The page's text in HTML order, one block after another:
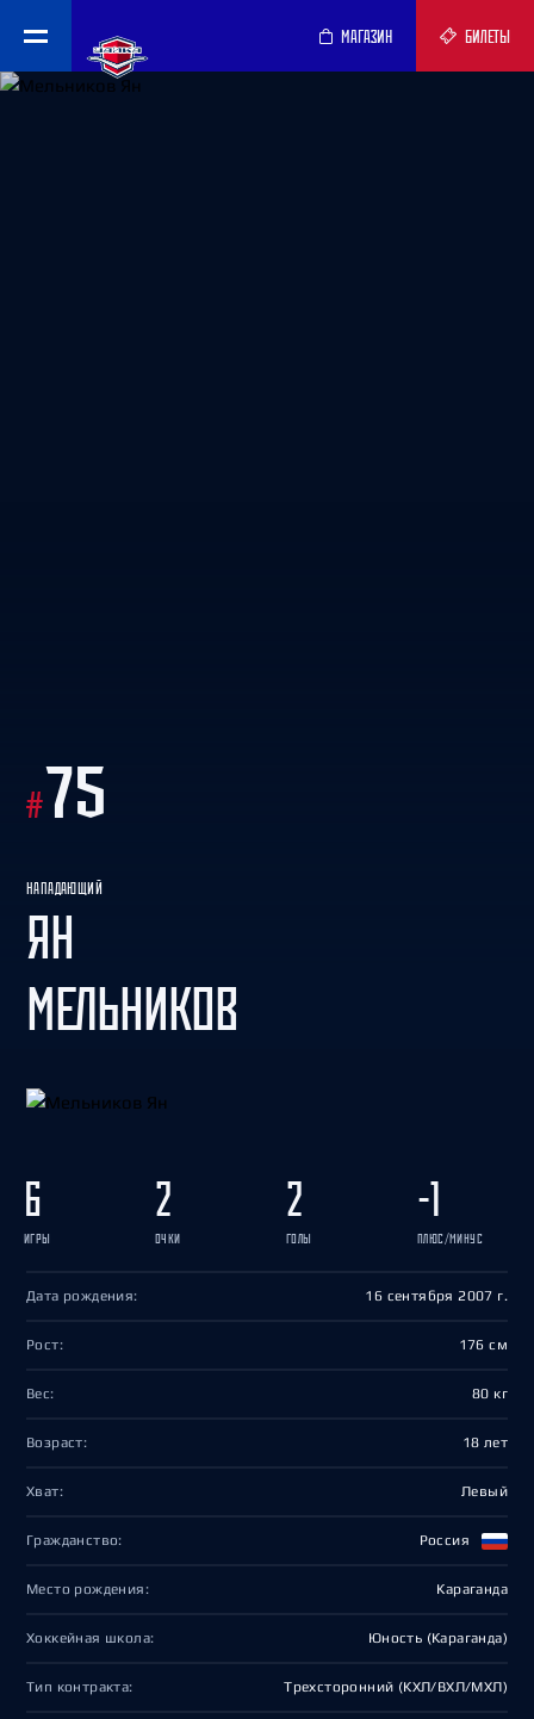
МАГАЗИН БИЛЕТЫ
# 75
НАПАДАЮЩИЙ
ЯН
МЕЛЬНИКОВ
6
ИГРЫ
2
ОЧКИ
2
ГОЛЫ
-1
ПЛЮС/МИНУС
Дата рождения: 16 сентября 2007 г.
Рост: 176 см
Вес: 80 кг
Возраст: 18 лет
Хват: Левый
Гражданство: Россия
Место рождения: Караганда
Хоккейная школа: Юность (Караганда)
Тип контракта: Трехсторонний (КХЛ/ВХЛ/МХЛ)